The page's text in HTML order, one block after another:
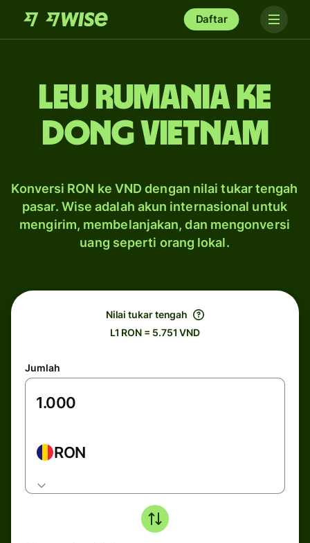
Daftar
leu Rumania ke
dong Vietnam
Konversi RON ke VND dengan nilai tukar tengah
pasar. Wise adalah akun internasional untuk
mengirim, membelanjakan, dan mengonversi
uang seperti orang lokal.
Nilai tukar tengah
L1 RON = 5.751 VND
Jumlah
RON